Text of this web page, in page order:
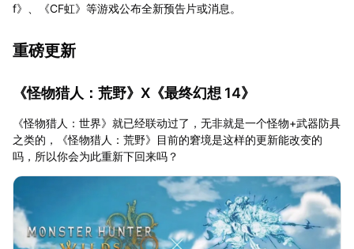
f》、《CF虹》等游戏公布全新预告片或消息。
重磅更新
《怪物猎人：荒野》X《最终幻想 14》
《怪物猎人：世界》就已经联动过了，无非就是一个怪物+武器防具
之类的，《怪物猎人：荒野》目前的窘境是这样的更新能改变的
吗，所以你会为此重新下回来吗？